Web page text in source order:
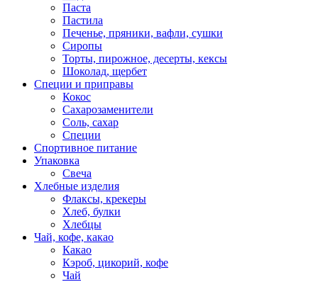
Паста
Пастила
Печенье, пряники, вафли, сушки
Сиропы
Торты, пирожное, десерты, кексы
Шоколад, щербет
Специи и приправы
Кокос
Сахарозаменители
Соль, сахар
Специи
Спортивное питание
Упаковка
Свеча
Хлебные изделия
Флаксы, крекеры
Хлеб, булки
Хлебцы
Чай, кофе, какао
Какао
Кэроб, цикорий, кофе
Чай